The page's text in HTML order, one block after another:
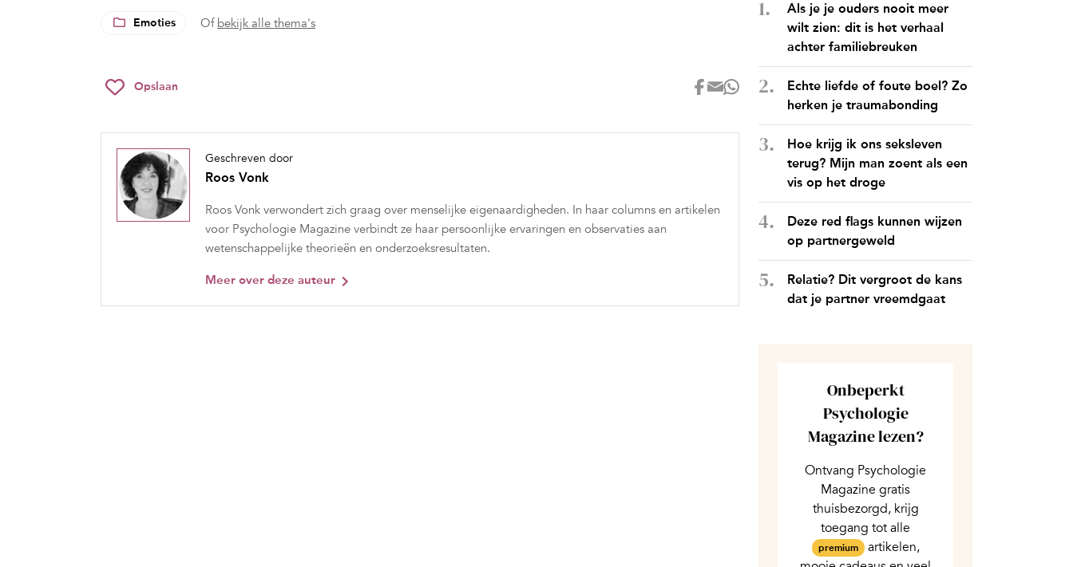
Emoties Of bekijk alle thema's
Opslaan
Geschreven door
Roos Vonk
Roos Vonk verwondert zich graag over menselijke eigenaardigheden. In haar columns en artikelen
voor Psychologie Magazine verbindt ze haar persoonlijke ervaringen en observaties aan
wetenschappelijke theorieën en onderzoeksresultaten.
Meer over deze auteur
Als je je ouders nooit meer
wilt zien: dit is het verhaal
achter familiebreuken
Echte liefde of foute boel? Zo
herken je traumabonding
Hoe krijg ik ons seksleven
terug? Mijn man zoent als een
vis op het droge
Deze red flags kunnen wijzen
op partnergeweld
Relatie? Dit vergroot de kans
dat je partner vreemdgaat
Onbeperkt
Psychologie
Magazine lezen?
Ontvang Psychologie
Magazine gratis
thuisbezorgd, krijg
toegang tot alle
premium artikelen,